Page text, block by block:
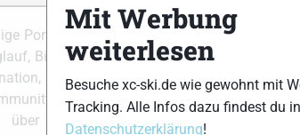
Portal mit
Biathlon
einer
und
deine
Partner
xc-ski.de in Social
Mit Werbung
weiterlesen
Besuche xc-ski.de wie gewohnt mit
Tracking. Alle Infos dazu findest du
Datenschutzerklärung!